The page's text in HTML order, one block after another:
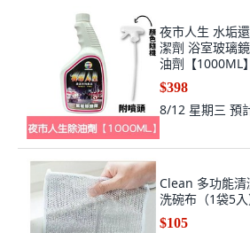
夜市人生 水垢
潔劑 浴室玻璃
油劑【1000ML
$398
8/12 星期三 預
Clean 多功能
洗碗布（1袋5入
$105